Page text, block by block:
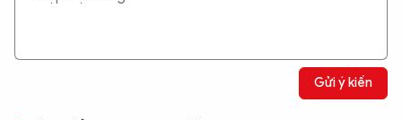
Gửi ý kiến